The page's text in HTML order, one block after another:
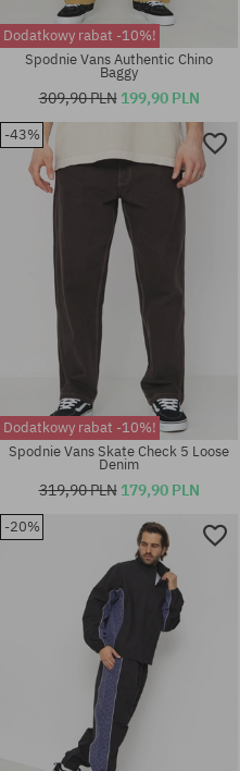
Dostępne rozmiary:
S; M; XL
Dostępne rozmiary:
Dodatkowy rabat -10%!
Spodnie Vans Authentic Chino
Baggy
309,90 PLN 199,90 PLN
-43%
Dodatkowy rabat -10%!
Spodnie Vans Skate Check 5 Loose
Denim
319,90 PLN 179,90 PLN
-20%